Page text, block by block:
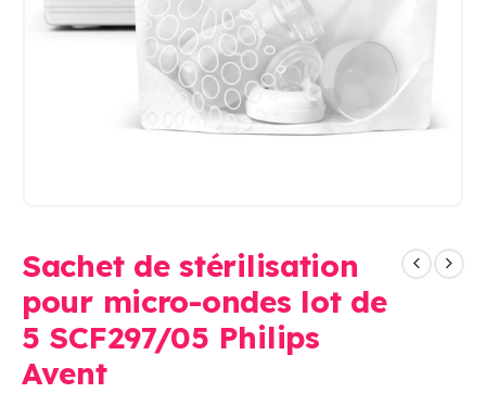
Sachet de stérilisation
pour micro-ondes lot de
5 SCF297/05 Philips
Avent